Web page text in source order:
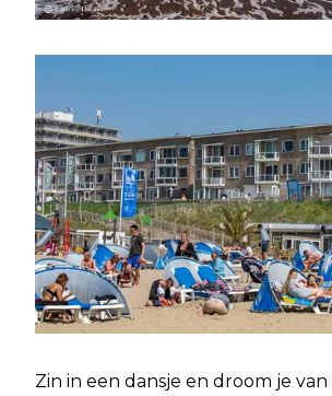
Zin in een dansje en droom je